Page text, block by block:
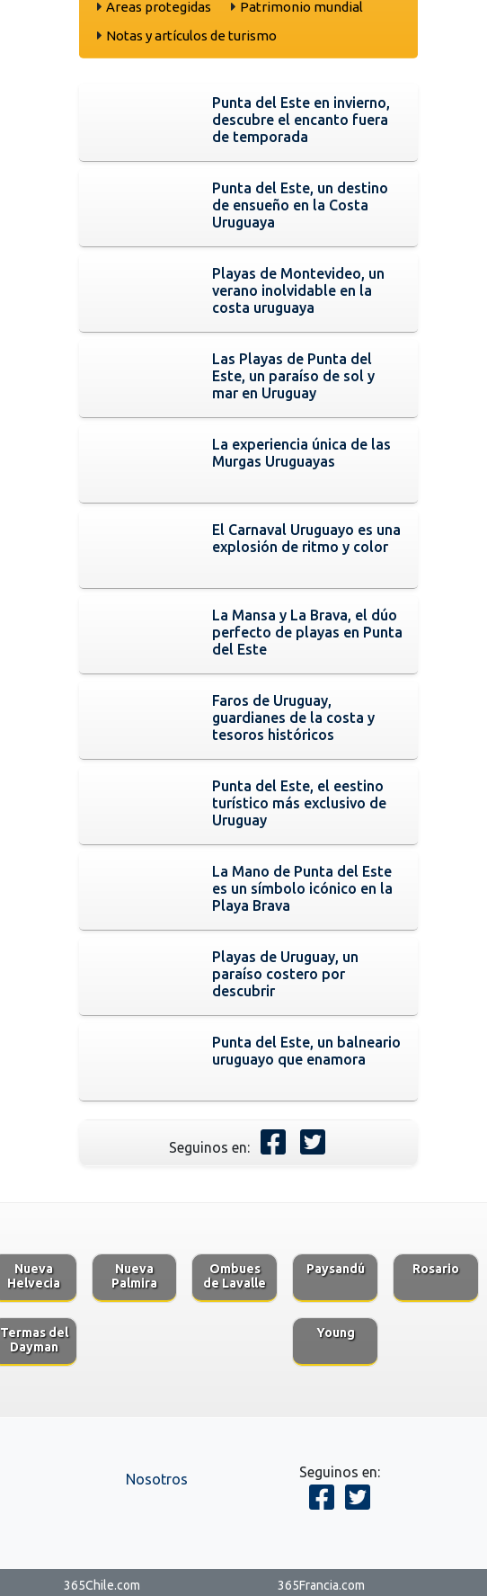
Areas protegidas
Patrimonio mundial
Notas y artículos de turismo
Punta del Este en invierno,
descubre el encanto fuera
de temporada
Punta del Este, un destino
de ensueño en la Costa
Uruguaya
Playas de Montevideo, un
verano inolvidable en la
costa uruguaya
Las Playas de Punta del
Este, un paraíso de sol y
mar en Uruguay
La experiencia única de las
Murgas Uruguayas
El Carnaval Uruguayo es una
explosión de ritmo y color
La Mansa y La Brava, el dúo
perfecto de playas en Punta
del Este
Faros de Uruguay,
guardianes de la costa y
tesoros históricos
Punta del Este, el eestino
turístico más exclusivo de
Uruguay
La Mano de Punta del Este
es un símbolo icónico en la
Playa Brava
Playas de Uruguay, un
paraíso costero por
descubrir
Punta del Este, un balneario
uruguayo que enamora
Seguinos en:
Nueva
Helvecia
Nueva
Palmira
Ombues
de Lavalle
Paysandú Rosario
Termas del
Dayman
Young
Nosotros Seguinos en:
365Chile.com 365Francia.com